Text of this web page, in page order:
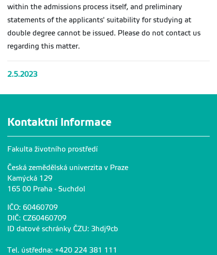
within the admissions process itself, and preliminary
statements of the applicants' suitability for studying at
double degree cannot be issued. Please do not contact us
regarding this matter.
2.5.2023
Kontaktní informace
Fakulta životního prostředí
Česká zemědělská univerzita v Praze
Kamýcká 129
165 00 Praha - Suchdol
IČO: 60460709
DIČ: CZ60460709
ID datové schránky ČZU: 3hdj9cb
Tel. ústředna: +420 224 381 111